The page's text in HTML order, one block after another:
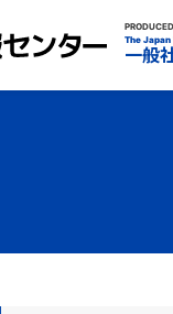
ー
The Japan
一般